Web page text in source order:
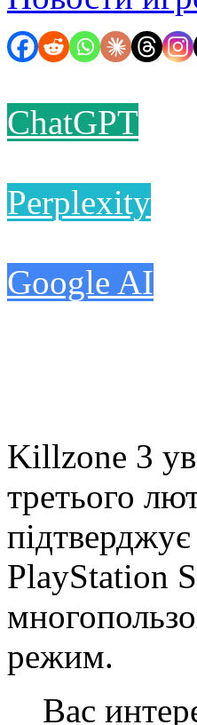
ChatGPT
Perplexity
Google AI
Killzone 3
третього
PlayStation
режим.
Вас